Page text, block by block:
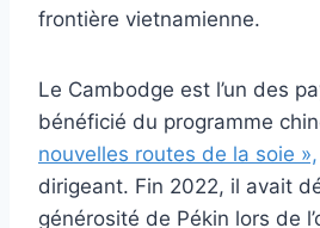
frontière vietnamienne.
Le Cambodge est l’un des
bénéficié du programme
nouvelles routes de la soie »,
dirigeant. Fin 2022, il avait
générosité de Pékin lors de